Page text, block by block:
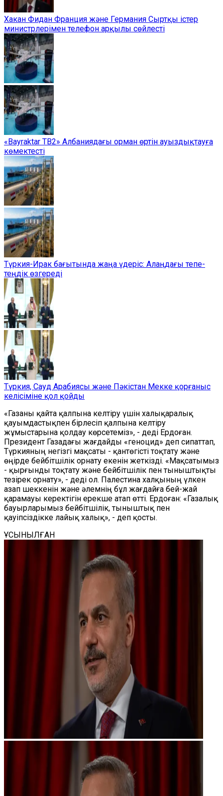
Хакан Фидан Франция және Германия Сыртқы істер
министрлерімен телефон арқылы сөйлесті
«Bayraktar TB2» Албаниядағы орман өртін ауыздықтауға
көмектесті
Түркия-Ирак бағытында жаңа үдеріс: Алаңдағы тепе-
теңдік өзгереді
Түркия, Сауд Арабиясы және Пәкістан Мекке қорғаныс
келісіміне қол қойды
«Газаны қайта қалпына келтіру үшін халықаралық
қауымдастықпен бірлесіп қалпына келтіру
жұмыстарына қолдау көрсетеміз», - деді Ердоған.
Президент Газадағы жағдайды «геноцид» деп сипаттап,
Түркияның негізгі мақсаты - қантөгісті тоқтату және
өңірде бейбітшілік орнату екенін жеткізді. «Мақсатымыз
- қырғынды тоқтату және бейбітшілік пен тыныштықты
тезірек орнату», - деді ол. Палестина халқының үлкен
азап шеккенін және әлемнің бұл жағдайға бей-жай
қарамауы керектігін ерекше атап өтті. Ердоған: «Газалық
бауырларымыз бейбітшілік, тыныштық пен
қауіпсіздікке лайық халық», - деп қосты.
ҰСЫНЫЛҒАН